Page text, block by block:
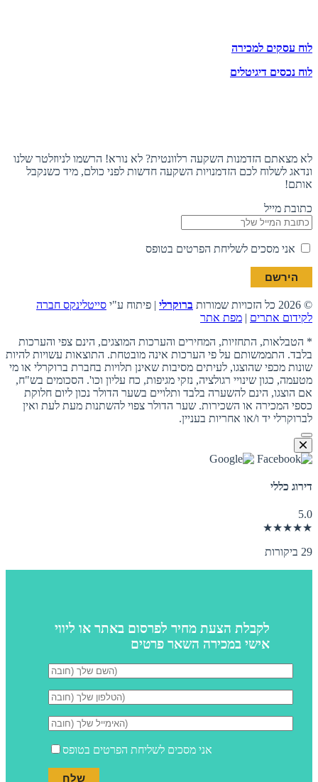
לוח עסקים למכירה
לוח נכסים דיגיטלים
לא מצאתם הזדמנות השקעה רלוונטית? לא נורא! הרשמו לניוזלטר שלנו
ונדאג לשלוח לכם הזדמנויות השקעה חדשות לפני כולם, מיד כשנקבל
אותם!
כתובת מייל
אני מסכים לשליחת הפרטים בטופס
© 2026 כל הזכויות שמורות ברוקרלי | פיתוח ע"י סייטלינקס חברה
לקידום אתרים | מפת אתר
* הטבלאות, התחזיות, המחירים והערכות המוצגים, הינם צפי והערכות
בלבד. התממשותם על פי הערכות אינה מובטחת. התוצאות עשויות להיות
שונות מכפי שהוצגו, לעיתים מסיבות שאינן תלויות בחברת ברוקרלי או מי
מטעמה, כגון שינויי רגולציה, נזקי מגיפות, כח עליון וכו'. הסכומים בש"ח,
אם הוצגו, הינם להשערה בלבד ותלויים בשער הדולר נכון ליום חלוקת
כספי המכירה או השכירות. שער הדולר צפוי להשתנות מעת לעת ואין
לברוקרלי יד ו/או אחריות בעניין.
דירוג כללי
5.0
★★★★★
29 ביקורות
לקבלת הצעת מחיר לפרסום באתר או ליווי
אישי במכירה השאר פרטים
אני מסכים לשליחת הפרטים בטופס